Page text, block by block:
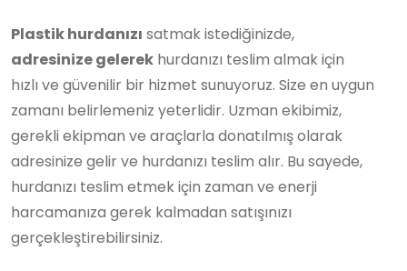
Plastik hurdanızı satmak istediğinizde,
adresinize gelerek hurdanızı teslim almak için
hızlı ve güvenilir bir hizmet sunuyoruz. Size en uygun
zamanı belirlemeniz yeterlidir. Uzman ekibimiz,
gerekli ekipman ve araçlarla donatılmış olarak
adresinize gelir ve hurdanızı teslim alır. Bu sayede,
hurdanızı teslim etmek için zaman ve enerji
harcamanıza gerek kalmadan satışınızı
gerçekleştirebilirsiniz.